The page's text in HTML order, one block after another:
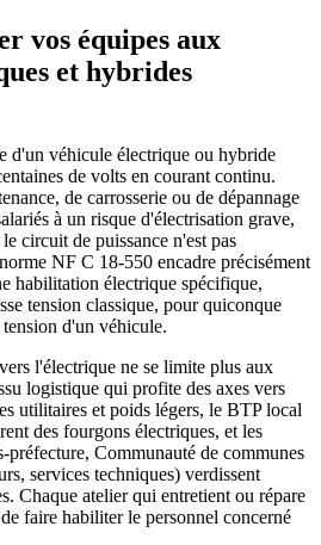
vos équipes aux
et hybrides
d'un véhicule électrique ou hybride
de volts en courant continu.
de carrosserie ou de dépannage
à un risque d'électrisation grave,
circuit de puissance n'est pas
NF C 18-550 encadre précisément
habilitation électrique spécifique,
tension classique, pour quiconque
d'un véhicule.
l'électrique ne se limite plus aux
logistique qui profite des axes vers
utilitaires et poids légers, le BTP local
des fourgons électriques, et les
préfecture, Communauté de communes
services techniques) verdissent
Chaque atelier qui entretient ou répare
faire habiliter le personnel concerné